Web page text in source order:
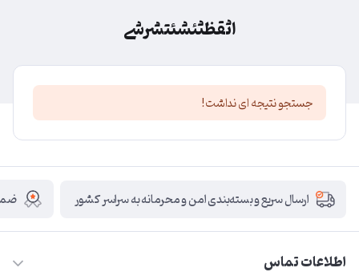
اثقظثئشئتشرشی
جستجو نتیجه ای نداشت!
ارسال سریع و بسته‌بندی امن و محرمانه به سراسر کشور
اطلاعات تماس